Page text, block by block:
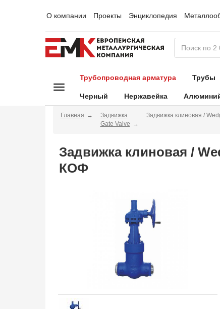
О компании Проекты Энциклопедия
Трубопроводная арматура Трубы
Черный Нержавейка
Главная
Задвижка
Gate Valve
Задвижка клиновая /
Задвижка клиновая /
КОФ